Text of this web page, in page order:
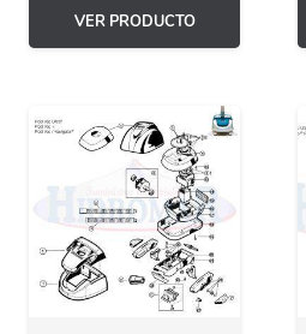
VER PRODUCTO